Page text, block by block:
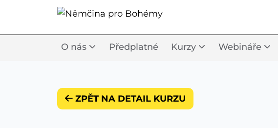
O nás Předplatné Kurzy Webináře
ZPĚT NA DETAIL KURZU